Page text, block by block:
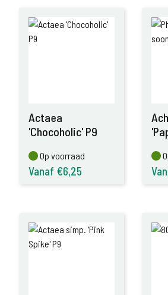
Actaea
'Chocoholic' P9
Op voorraad
Op voorraad
Vanaf €6,25